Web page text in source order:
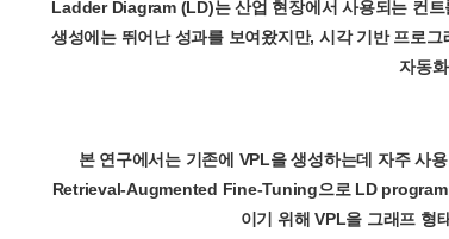
Ladder Diagram (LD)는 산업 현장에서 사용되는 컨
생성에는 뛰어난 성과를 보여왔지만, 시각 기반 프로
자동
본 연구에서는 기존에 VPL을 생성하는데 자주 사
Retrieval-Augmented Fine-Tuning으로 LD program
이기 위해 VPL을 그래프 형